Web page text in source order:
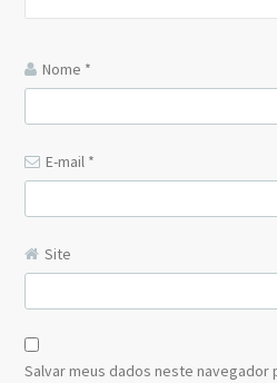
Nome *
E-mail *
Site
Salvar meus dados neste navegador